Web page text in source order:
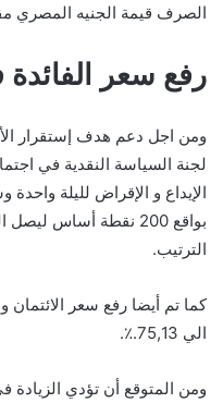
الصرف قيمة الجنيه المصري
رفع سعر
ومن اجل دعم هدف إستقرار
لجنة السياسة النقدية في
الإيداع و الإقراض لليلة
الترتيب.
الي 75,13.٪.
ومن المتوقع أن تؤدي الزيادة